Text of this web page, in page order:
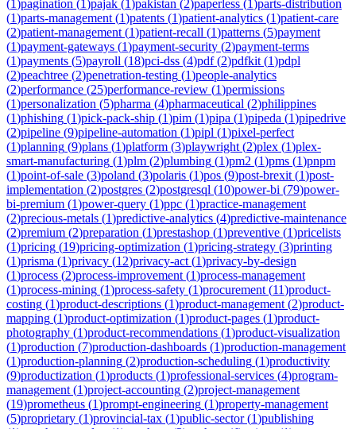
(1)pagination (1)pajak (1)pakistan (2)paperless (1)parts-distribution
(1)parts-management (1)patents (1)patient-analytics (1)patient-care
(2)patient-management (1)patient-recall (1)patterns (5)payment
(1)payment-gateways (1)payment-security (2)payment-terms
(1)payments (5)payroll (18)pci-dss (4)pdf(2)pdfkit (1)pdpl
(2)peachtree (2)penetration-testing (1)people-analytics
(2)performance (25)performance-review (1)permissions
(1)personalization (5)pharma (4)pharmaceutical (2)philippines
(1)phishing (1)pick-pack-ship (1)pim (1)pipa (1)pipeda (1)pipedrive
(2)pipeline (9)pipeline-automation (1)pipl (1)pixel-perfect
(1)planning (9)plans (1)platform (3)playwright (2)plex (1)plex-
smart-manufacturing (1)plm (2)plumbing (1)pm2 (1)pms (1)pnpm
(1)point-of-sale (3)poland (3)polaris (1)pos (9)post-brexit (1)post-
implementation (2)postgres (2)postgresql (10)power-bi (79)power-
bi-premium (1)power-query (1)ppc (1)practice-management
(2)precious-metals (1)predictive-analytics (4)predictive-maintenance
(2)premium (2)preparation (1)prestashop (1)preventive (1)pricelists
(1)pricing (19)pricing-optimization (1)pricing-strategy (3)printing
(1)prisma (1)privacy (12)privacy-act (1)privacy-by-design
(1)process (2)process-improvement (1)process-management
(1)process-mining (1)process-safety (1)procurement (11)product-
costing (1)product-descriptions (1)product-management (2)product-
mapping (1)product-optimization (1)product-pages (1)product-
photography (1)product-recommendations (1)product-visualization
(1)production (7)production-dashboards (1)production-management
(1)production-planning (2)production-scheduling (1)productivity
(9)productization (1)products (1)professional-services (4)program-
management (1)project-accounting (2)project-management
(19)prometheus (1)prompt-engineering (1)property-management
(5)proprietary (1)provincial-tax (1)public-sector(1)publishing